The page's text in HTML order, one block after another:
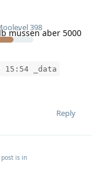
398
müssen aber 5000
15:54 _data
Reply
post is in